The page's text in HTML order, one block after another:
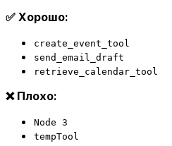
✅ Хорошо:
create_event_tool
send_email_draft
retrieve_calendar_tool
❌ Плохо:
Node 3
tempTool